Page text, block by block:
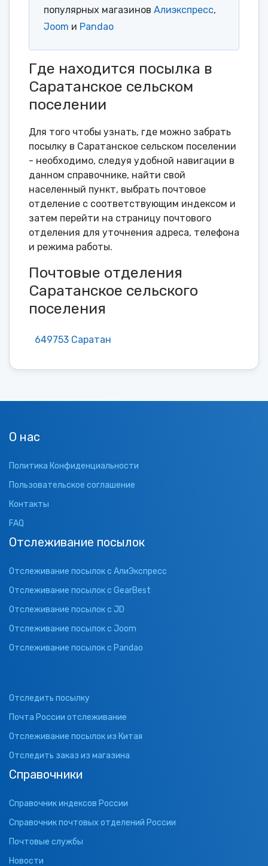
популярных магазинов Алиэкспресс,
Joom и Pandao
Где находится посылка в
Саратанское сельском
поселении
Для того чтобы узнать, где можно забрать
посылку в Саратанское сельском поселении
- необходимо, следуя удобной навигации в
данном справочнике, найти свой
населенный пункт, выбрать почтовое
отделение с соответствующим индексом и
затем перейти на страницу почтового
отделения для уточнения адреса, телефона
и режима работы.
Почтовые отделения
Саратанское сельского
поселения
649753 Саратан
О нас
Политика Конфиденциальности
Пользовательское соглашение
Контакты
FAQ
Отслеживание посылок
Отслеживание посылок с АлиЭкспресс
Отслеживание посылок с GearBest
Отслеживание посылок с JD
Отслеживание посылок с Joom
Отслеживание посылок с Pandao
Отследить посылку
Почта России отслеживание
Отслеживание посылок из Китая
Отследить заказ из магазина
Справочники
Справочник индексов России
Справочник почтовых отделений России
Почтовые службы
Новости